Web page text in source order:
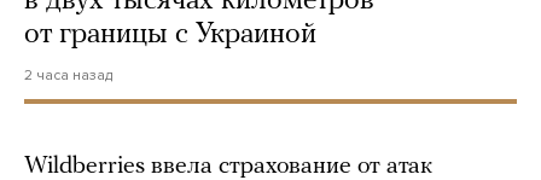
от границы с Украиной
2 часа назад
Wildberries ввела страхование от атак